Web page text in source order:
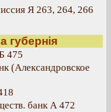
Я 263, 264, 266
губернія
475
(Александровское
банк А 472